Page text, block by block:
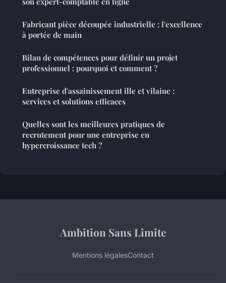
Fabricant pièce découpée industrielle : l'excellence
à portée de main
Bilan de compétences pour définir un projet
professionnel : pourquoi et comment ?
Entreprise d'assainissement ille et vilaine :
services et solutions efficaces
Quelles sont les meilleures pratiques de
recrutement pour une entreprise en
hypercroissance tech ?
Ambition Sans Limite
Mentions légalesContact